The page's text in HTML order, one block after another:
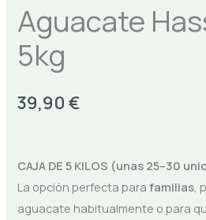
Aguacate
5kg
39,90€
CAJA DE 5 KILOS (unas 25–30
La opción perfecta parafamilias ,
aguacate habitualmente o para